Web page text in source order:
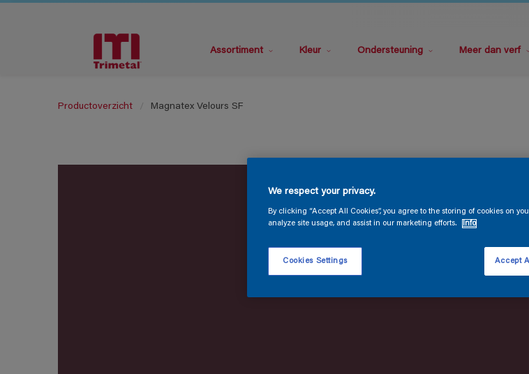
Assortiment Kleur Ondersteuning Meer dan verf
Productoverzicht Magnatex Velours SF
We respect your privacy.
By clicking “Accept All Cookies”, you agree to the storing of cookies on
analyze site usage, and assist in our marketing efforts.
Info
Cookies Settings Accept